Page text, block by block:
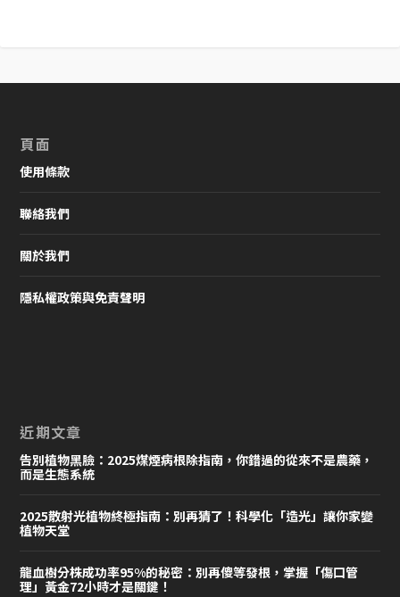
頁面
使用條款
聯絡我們
關於我們
隱私權政策與免責聲明
近期文章
告別植物黑臉：2025煤煙病根除指南，你錯過的從來不是農藥，
而是生態系統
2025散射光植物終極指南：別再猜了！科學化「造光」讓你家變
植物天堂
龍血樹分株成功率95%的秘密：別再傻等發根，掌握「傷口管
理」黃金72小時才是關鍵！